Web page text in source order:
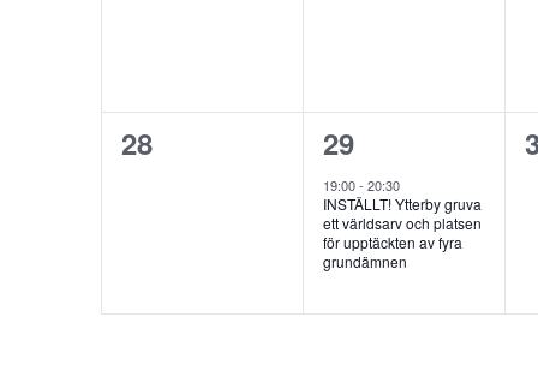
0
28
1
event,
29
19:00- 20:30
INSTÄLLT! Ytterby gruva
ett världsarv och platsen
för upptäckten av fyra
grundämnen
0